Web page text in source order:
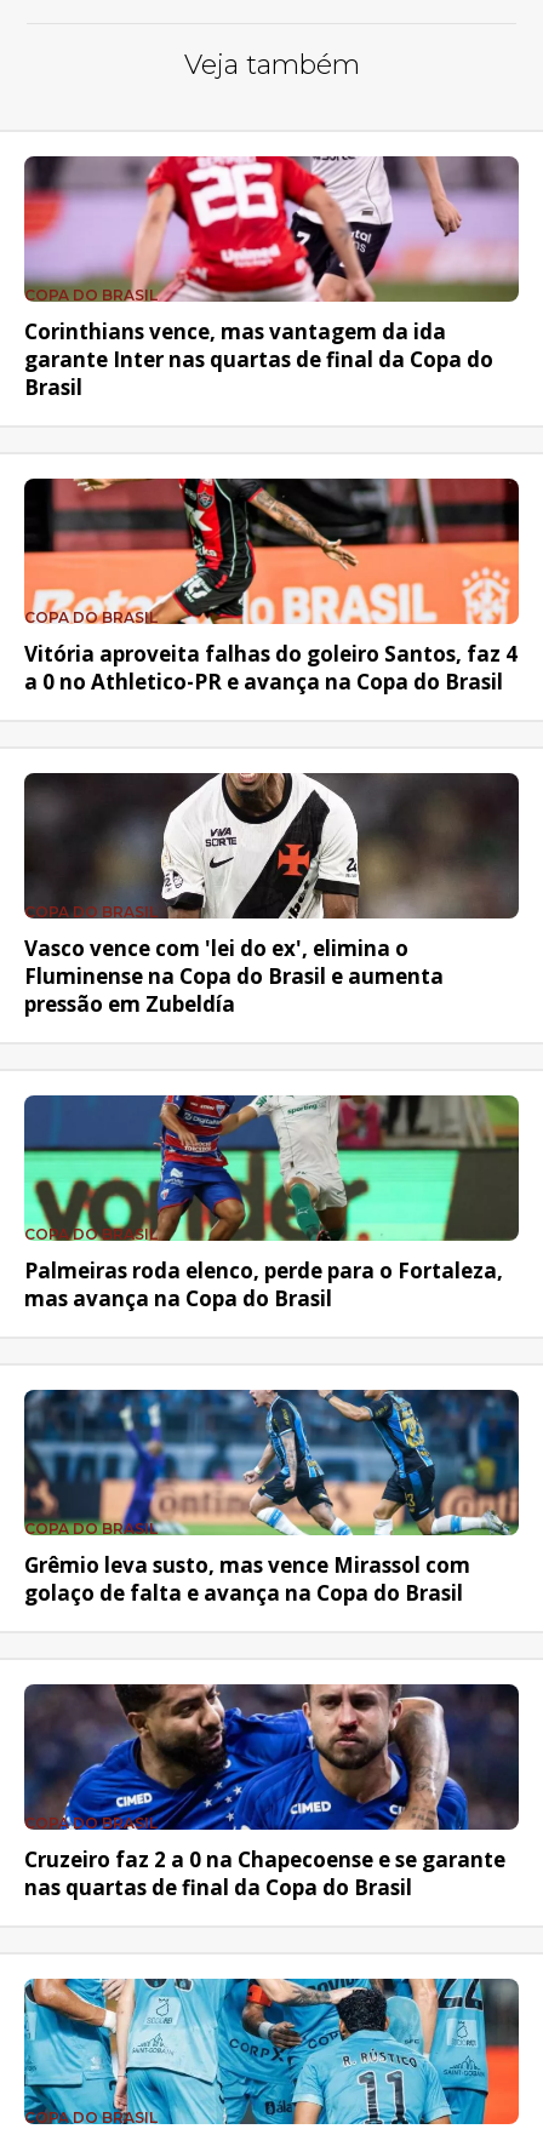
Veja também
COPA DO BRASIL
Corinthians vence, mas vantagem da ida
garante Inter nas quartas de final da Copa do
Brasil
COPA DO BRASIL
Vitória aproveita falhas do goleiro Santos, faz 4
a 0 no Athletico-PR e avança na Copa do Brasil
COPA DO BRASIL
Vasco vence com 'lei do ex', elimina o
Fluminense na Copa do Brasil e aumenta
pressão em Zubeldía
COPA DO BRASIL
Palmeiras roda elenco, perde para o Fortaleza,
mas avança na Copa do Brasil
COPA DO BRASIL
Grêmio leva susto, mas vence Mirassol com
golaço de falta e avança na Copa do Brasil
COPA DO BRASIL
Cruzeiro faz 2 a 0 na Chapecoense e se garante
nas quartas de final da Copa do Brasil
COPA DO BRASIL